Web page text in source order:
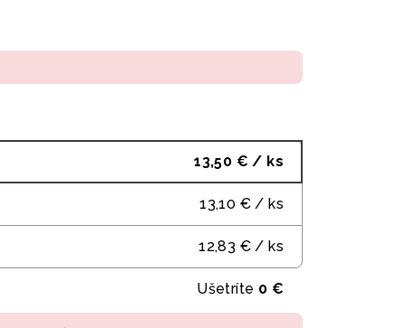
13,50 € / ks
13,10 € / ks
12,83 € / ks
Ušetríte 0 €